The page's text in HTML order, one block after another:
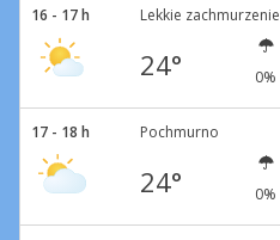
16 - 17 h Lekkie zachmurzenie
24° 0%
17 - 18 h Pochmurno
24° 0%